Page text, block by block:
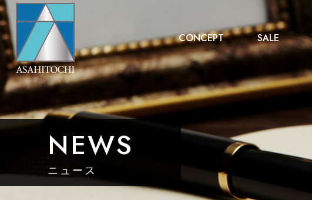
CONCEPT SALE
NEWS
ニュース